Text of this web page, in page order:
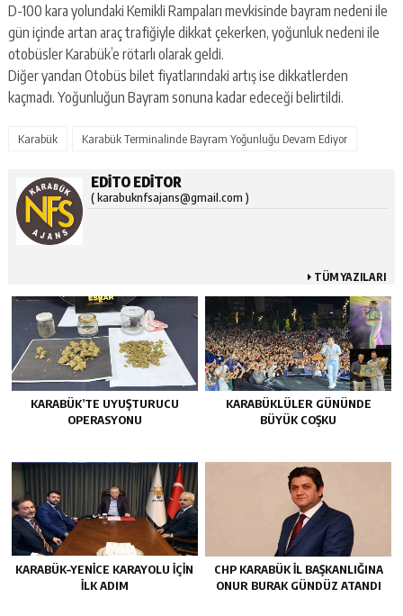
D-100 kara yolundaki Kemikli Rampaları mevkisinde bayram nedeni ile
gün içinde artan araç trafiğiyle dikkat çekerken, yoğunluk nedeni ile
otobüsler Karabük’e rötarlı olarak geldi.
Diğer yandan Otobüs bilet fiyatlarındaki artış ise dikkatlerden
kaçmadı. Yoğunluğun Bayram sonuna kadar edeceği belirtildi.
Karabük Karabük Terminalinde Bayram Yoğunluğu Devam Ediyor
EDITO EDITOR
( karabuknfsajans@gmail.com )
TÜM YAZILARI
KARABÜK’TE UYUŞTURUCU
OPERASYONU
KARABÜKLÜLER GÜNÜNDE
BÜYÜK COŞKU
KARABÜK–YENİCE KARAYOLU İÇİN
İLK ADIM
CHP KARABÜK İL BAŞKANLIĞINA
ONUR BURAK GÜNDÜZ ATANDI